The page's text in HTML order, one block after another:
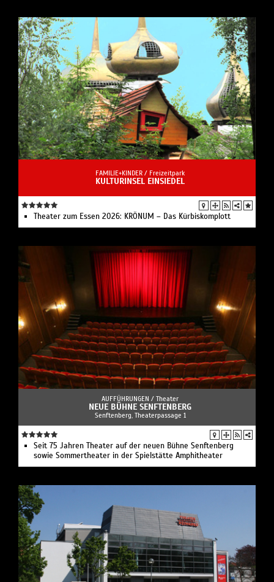
FAMILIE+KINDER / Freizeitpark
KULTURINSEL EINSIEDEL
Theater zum Essen 2026: KRÖNUM – Das Kürbiskomplott
AUFFÜHRUNGEN / Theater
NEUE BÜHNE SENFTENBERG
Senftenberg, Theaterpassage 1
Seit 75 Jahren Theater auf der neuen Bühne Senftenberg
sowie Sommertheater in der Spielstätte Amphitheater